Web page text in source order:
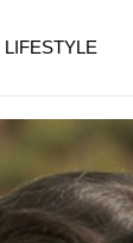
LIFESTYLE